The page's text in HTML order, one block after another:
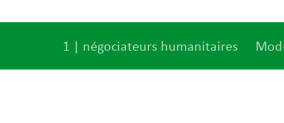
1 | négociateurs humanitaires